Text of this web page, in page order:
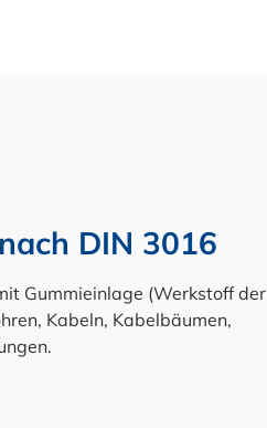
DIN 3016
Gummieinlage (Werkstoff der
Kabeln, Kabelbäumen,